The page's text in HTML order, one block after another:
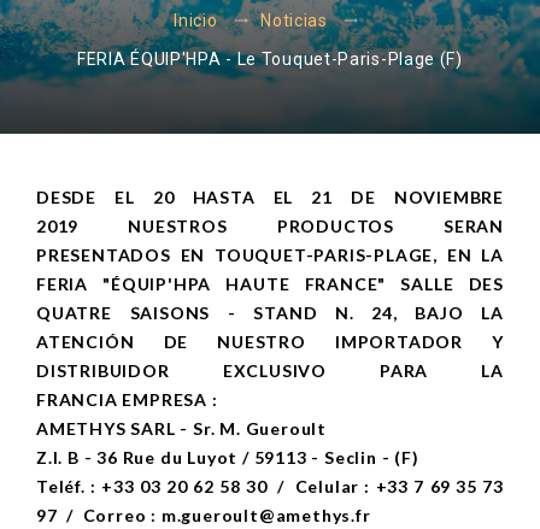
Inicio Noticias
FERIA ÉQUIP'HPA - Le Touquet-Paris-Plage (F)
DESDE EL 20 HASTA EL 21 DE NOVIEMBRE
2019 NUESTROS PRODUCTOS SERAN
PRESENTADOS EN TOUQUET-PARIS-PLAGE, EN LA
FERIA "ÉQUIP'HPA HAUTE FRANCE" SALLE DES
QUATRE SAISONS - STAND N. 24, BAJO LA
ATENCIÓN DE NUESTRO IMPORTADOR Y
DISTRIBUIDOR EXCLUSIVO PARA LA
FRANCIA EMPRESA :
AMETHYS SARL - Sr. M. Gueroult
Z.I. B - 36 Rue du Luyot / 59113 - Seclin - (F)
Teléf. : +33 03 20 62 58 30 / Celular : +33 7 69 35 73
97 / Correo : m.gueroult@amethys.fr